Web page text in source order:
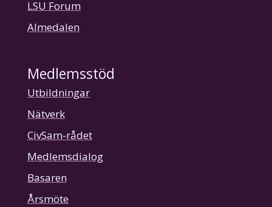
LSU Forum
Almedalen
Medlemsstöd
Utbildningar
Nätverk
CivSam-rådet
Medlemsdialog
Basaren
Årsmöte